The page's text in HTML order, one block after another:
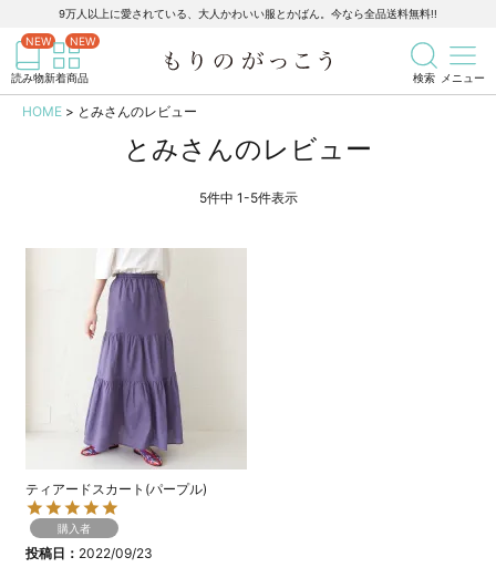
9万人以上に愛されている、大人かわいい服とかばん。今なら全品送料無料!!
読み物新着商品 検索 メニュー
商品を検索 記事を検索
HOME とみさんのレビュー
とみさんのレビュー
5件中 1-5件表示
ティアードスカート(パープル)
購入者
投稿日 2022/09/23